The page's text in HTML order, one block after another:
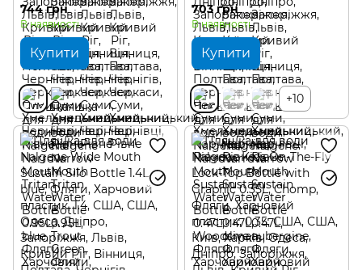
744 грн
В наявності
Купити
703 грн
В наявності
Купити
+10